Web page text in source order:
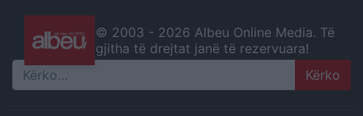
© 2003 - 2026 Albeu Online Media. Të
gjitha të drejtat janë të rezervuara!
Search